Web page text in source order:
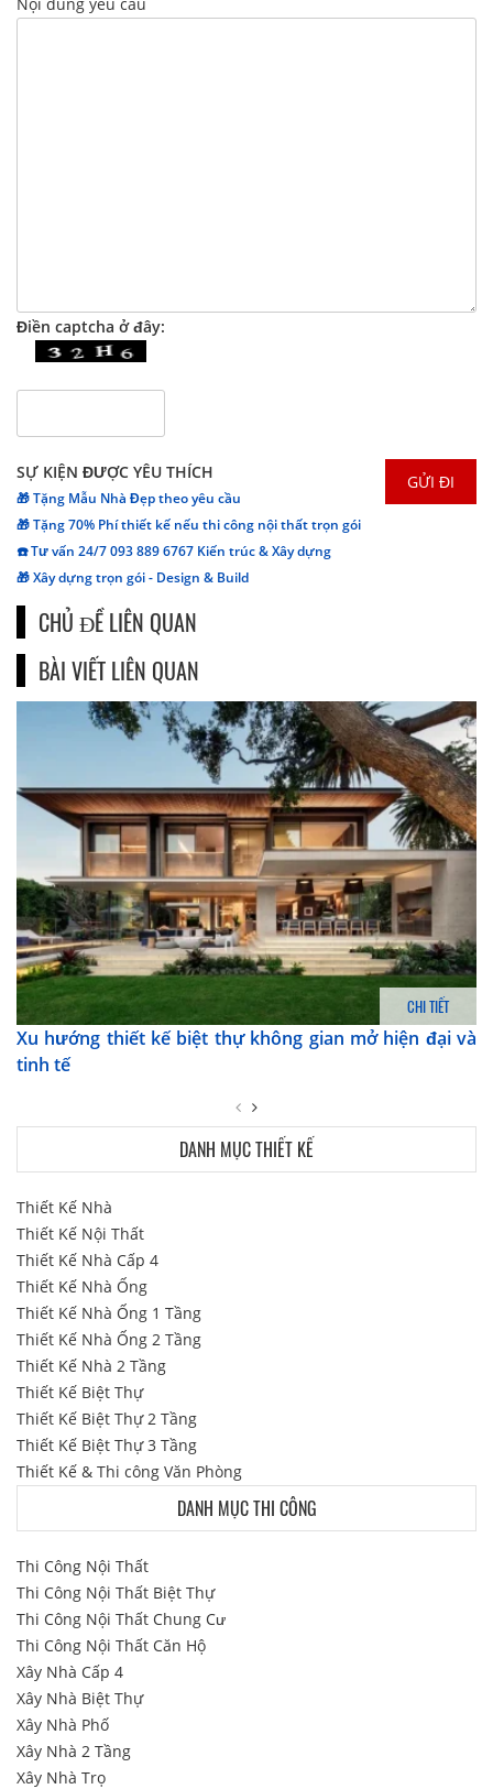
Điền captcha ở đây:
SỰ KIỆN ĐƯỢC YÊU THÍCH
🎁 Tặng Mẫu Nhà Đẹp theo yêu cầu
🎁 Tặng 70% Phí thiết kế nếu thi công nội thất trọn gói
☎️ Tư vấn 24/7 093 889 6767 Kiến trúc & Xây dựng
🎁 Xây dựng trọn gói - Design & Build
CHỦ ĐỀ LIÊN QUAN
BÀI VIẾT LIÊN QUAN
CHI TIẾT
Xu hướng thiết kế biệt thự không gian mở hiện đại và
tinh tế
DANH MỤC THIẾT KẾ
Thiết Kế Nhà
Thiết Kế Nội Thất
Thiết Kế Nhà Cấp 4
Thiết Kế Nhà Ống
Thiết Kế Nhà Ống 1 Tầng
Thiết Kế Nhà Ống 2 Tầng
Thiết Kế Nhà 2 Tầng
Thiết Kế Biệt Thự
Thiết Kế Biệt Thự 2 Tầng
Thiết Kế Biệt Thự 3 Tầng
Thiết Kế & Thi công Văn Phòng
DANH MỤC THI CÔNG
Thi Công Nội Thất
Thi Công Nội Thất Biệt Thự
Thi Công Nội Thất Chung Cư
Thi Công Nội Thất Căn Hộ
Xây Nhà Cấp 4
Xây Nhà Biệt Thự
Xây Nhà Phố
Xây Nhà 2 Tầng
Xây Nhà Trọ